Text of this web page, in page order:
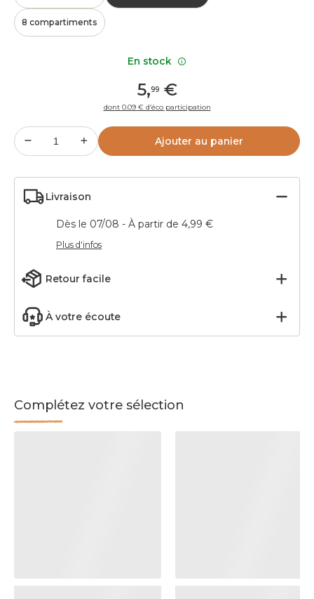
8 compartiments
5,99€
dont 0.09 € d’éco participation
Ajouter au panier
Livraison
Dès le 07/08 - À partir de 4,99 €
Plus d'infos
Retour facile
À votre écoute
Complétez votre sélection